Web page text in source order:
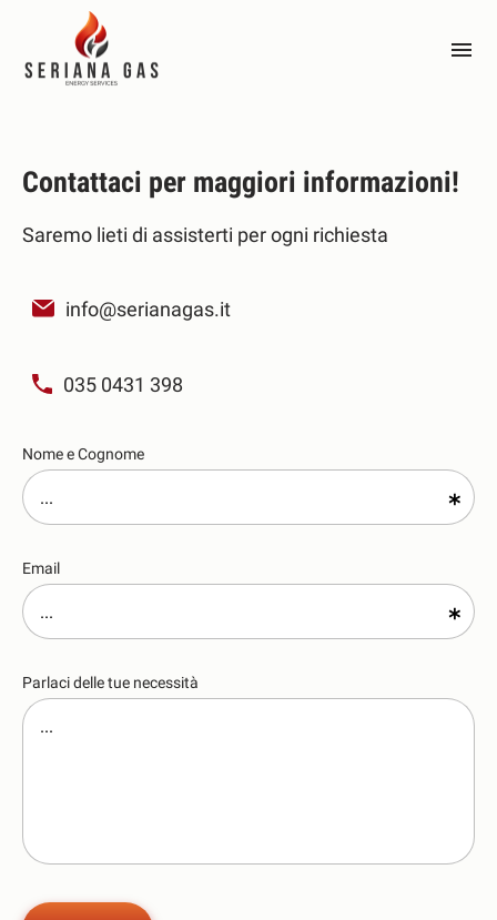
Contattaci per maggiori informazioni!
Saremo lieti di assisterti per ogni richiesta
info@serianagas.it
Nome e Cognome
Email
Parlaci delle tue necessità